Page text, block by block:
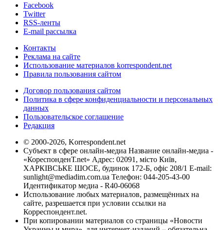
Facebook
Twitter
RSS-ленты
E-mail рассылка
Контакты
Реклама на сайте
Использование материалов korrespondent.net
Правила пользования сайтом
Договор пользования сайтом
Политика в сфере конфиденциальности и персональных
данных
Пользовательское соглашение
Редакция
© 2000-2026, Korrespondent.net
Субъект в сфере онлайн-медиа Название онлайн-медиа -
«КореспонденТ.net» Адрес: 02091, місто Київ,
ХАРКІВСЬКЕ ШОСЕ, будинок 172-Б, офіс 208/1 E-mail:
sunlight@mediadim.com.ua Телефон: 044-205-43-00
Идентификатор медиа - R40-06068
Использование любых материалов, размещённых на
сайте, разрешается при условии ссылки на
Корреспондент.net.
При копировании материалов со страницы «Новости